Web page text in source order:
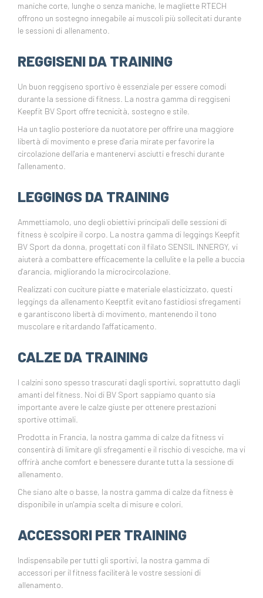
maniche corte, lunghe o senza maniche, le magliette RTECH
offrono un sostegno innegabile ai muscoli più sollecitati durante
le sessioni di allenamento.
REGGISENI DA TRAINING
Un buon reggiseno sportivo è essenziale per essere comodi
durante la sessione di fitness. La nostra gamma di reggiseni
Keepfit BV Sport offre tecnicità, sostegno e stile.
Ha un taglio posteriore da nuotatore per offrire una maggiore
libertà di movimento e prese d'aria mirate per favorire la
circolazione dell'aria e mantenervi asciutti e freschi durante
l'allenamento.
LEGGINGS DA TRAINING
Ammettiamolo, uno degli obiettivi principali delle sessioni di
fitness è scolpire il corpo. La nostra gamma di leggings Keepfit
BV Sport da donna, progettati con il filato SENSIL INNERGY, vi
aiuterà a combattere efficacemente la cellulite e la pelle a buccia
d'arancia, migliorando la microcircolazione.
Realizzati con cuciture piatte e materiale elasticizzato, questi
leggings da allenamento Keeptfit evitano fastidiosi sfregamenti
e garantiscono libertà di movimento, mantenendo il tono
muscolare e ritardando l'affaticamento.
CALZE DA TRAINING
I calzini sono spesso trascurati dagli sportivi, soprattutto dagli
amanti del fitness. Noi di BV Sport sappiamo quanto sia
importante avere le calze giuste per ottenere prestazioni
sportive ottimali.
Prodotta in Francia, la nostra gamma di calze da fitness vi
consentirà di limitare gli sfregamenti e il rischio di vesciche, ma vi
offrirà anche comfort e benessere durante tutta la sessione di
allenamento.
Che siano alte o basse, la nostra gamma di calze da fitness è
disponibile in un'ampia scelta di misure e colori.
ACCESSORI PER TRAINING
Indispensabile per tutti gli sportivi, la nostra gamma di
accessori per il fitness faciliterà le vostre sessioni di
allenamento.